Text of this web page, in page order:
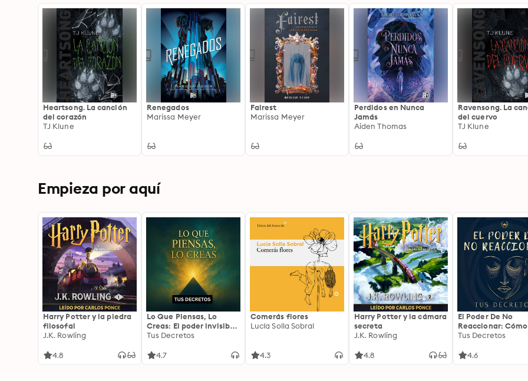
Heartsong. La canción
del corazón
TJ Klune
Renegados
Marissa Meyer
Fairest
Marissa Meyer
Perdidos en Nunca
Jamás
Aiden Thomas
Ravensong. La
del cuervo
TJ Klune
Empieza por aquí
Harry Potter y la piedra
filosofal
J.K. Rowling
4.8
Lo Que Piensas, Lo
Creas: El poder invisible
de tus palabras, tu
transformar tu realidad
Tus Decretos
4.7
Comerás flores
Lucía Solla Sobral
4.3
Harry Potter y la cámara
secreta
J.K. Rowling
4.8
El Poder De No
Reaccionar: Cómo
Controlar Tus
liberarte de la
Tus Decretos
4.6